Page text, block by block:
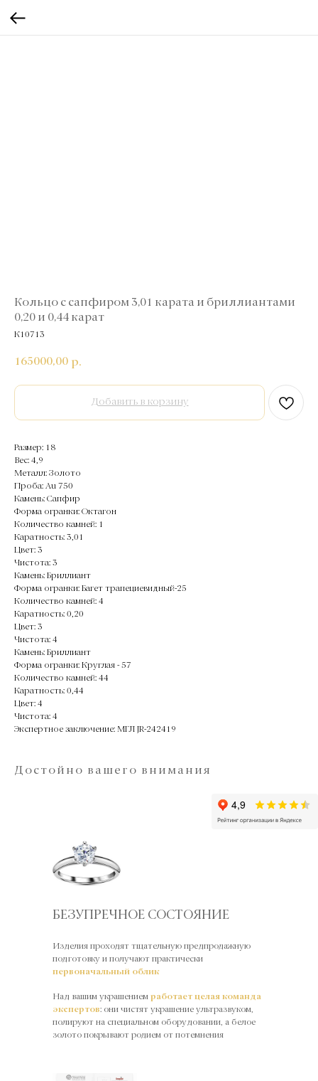
Кольцо с сапфиром 3,01 карата и бриллиантами
0,20 и 0,44 карат
К10713
165000,00 р.
Добавить в корзину
Размер: 18
Вес: 4,9
Металл: Золото
Проба: Au 750
Камень: Сапфир
Форма огранки: Октагон
Количество камней: 1
Каратность: 3,01
Цвет: 3
Чистота: 3
Камень: Бриллиант
Форма огранки: Багет трапециевидный-25
Количество камней: 4
Каратность: 0,20
Цвет: 3
Чистота: 4
Камень: Бриллиант
Форма огранки: Круглая - 57
Количество камней: 44
Каратность: 0,44
Цвет: 4
Чистота: 4
Экспертное заключение: МГЛ JR-242419
Достойно вашего внимания
БЕЗУПРЕЧНОЕ СОСТОЯНИЕ
Изделия проходят тщательную предпродажную
подготовку и получают практически
первоначальный облик
Над вашим украшением работает целая команда
экспертов: они чистят украшение ультразвуком,
полируют на специальном оборудовании, а белое
золото покрывают родием от потемнения